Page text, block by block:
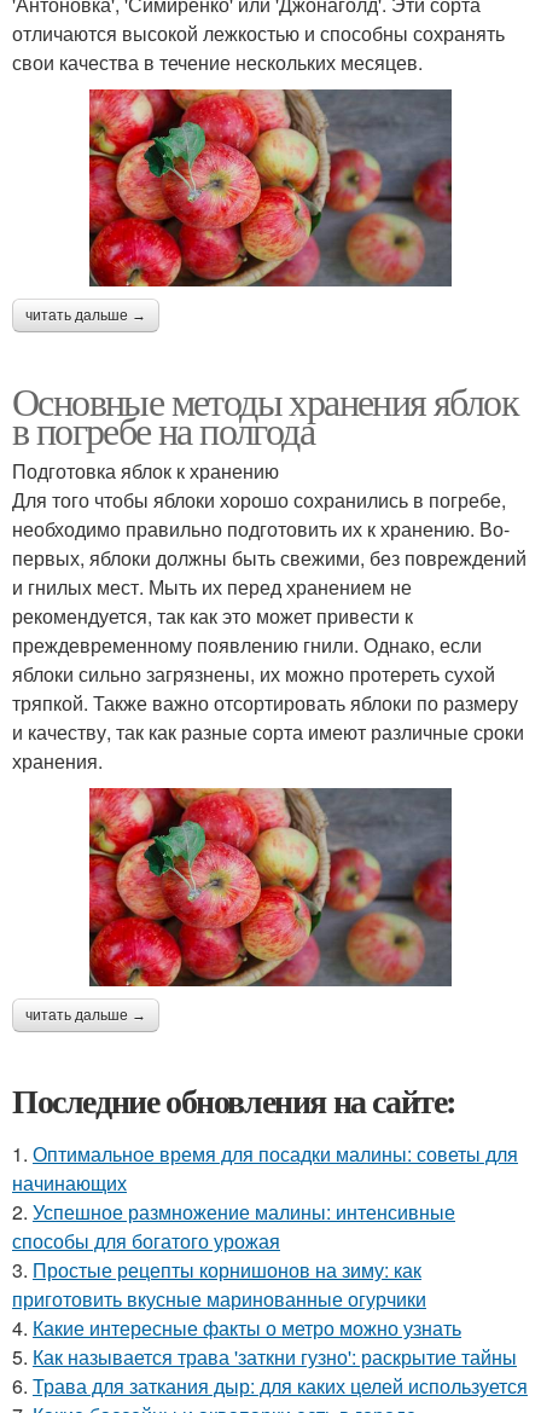
отличаются высокой лежкостью и способны сохранять
свои качества в течение нескольких месяцев.
читать дальше →
Основные методы хранения яблок
в погребе на полгода
Подготовка яблок к хранению
Для того чтобы яблоки хорошо сохранились в погребе,
необходимо правильно подготовить их к хранению. Во-
первых, яблоки должны быть свежими, без повреждений
и гнилых мест. Мыть их перед хранением не
рекомендуется, так как это может привести к
преждевременному появлению гнили. Однако, если
яблоки сильно загрязнены, их можно протереть сухой
тряпкой. Также важно отсортировать яблоки по размеру
и качеству, так как разные сорта имеют различные сроки
хранения.
читать дальше →
Последние обновления на сайте:
1. Оптимальное время для посадки малины: советы для
начинающих
2. Успешное размножение малины: интенсивные
способы для богатого урожая
3. Простые рецепты корнишонов на зиму: как
приготовить вкусные маринованные огурчики
4. Какие интересные факты о метро можно узнать
5. Как называется трава 'заткни гузно': раскрытие тайны
6. Трава для заткания дыр: для каких целей используется